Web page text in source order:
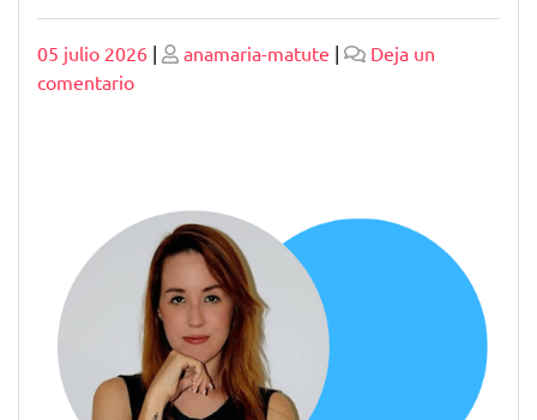
Publicado
05 julio 2026 | Publicado
anamaria-matute |
Deja un
comentarioen
la
Excelencia
en
la
Narrativa